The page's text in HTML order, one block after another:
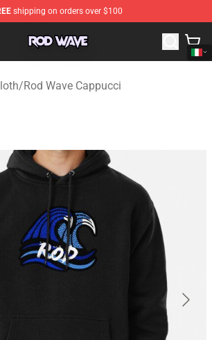
shipping on orders over $100
- Official Rod Wave Merchandise Store
/Rod Wave Cappucci